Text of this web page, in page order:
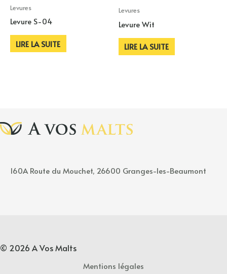
Levures
Levure S-04
LIRE LA SUITE
Levures
Levure Wit
LIRE LA SUITE
160A Route du Mouchet, 26600 Granges-les-Beaumont
© 2026 A Vos Malts
Mentions légales